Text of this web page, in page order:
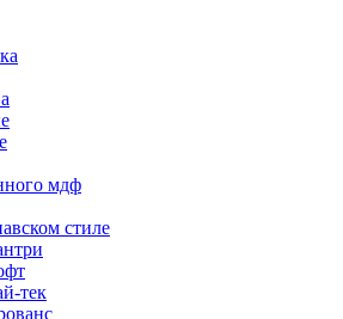
мдф
стиле
тек